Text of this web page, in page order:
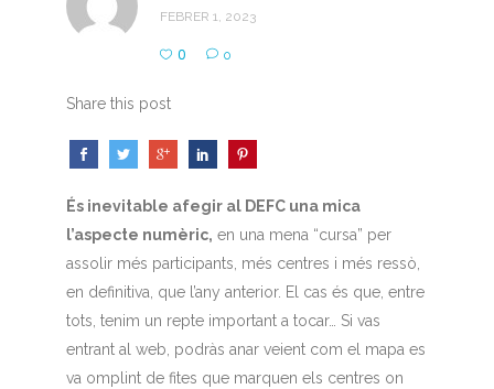
FEBRER 1, 2023
0 0
Share this post
És inevitable afegir al DEFC una mica
l’aspecte numèric, en una mena “cursa” per
assolir més participants, més centres i més ressò,
en definitiva, que l’any anterior. El cas és que, entre
tots, tenim un repte important a tocar… Si vas
entrant al web, podràs anar veient com el mapa es
va omplint de fites que marquen els centres on